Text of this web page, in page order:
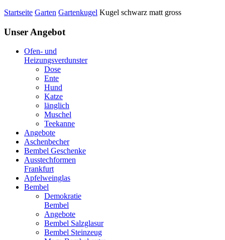
Startseite Garten Gartenkugel Kugel schwarz matt gross
Unser Angebot
Ofen- und
Heizungsverdunster
Dose
Ente
Hund
Katze
länglich
Muschel
Teekanne
Angebote
Aschenbecher
Bembel Geschenke
Ausstechformen
Frankfurt
Apfelweinglas
Bembel
Demokratie
Bembel
Angebote
Bembel Salzglasur
Bembel Steinzeug